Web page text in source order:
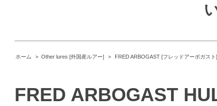
ホーム > Other lures [外国産ルアー] > FRED ARBOGAST [フレッドアーボガスト]
FRED ARBOGAST